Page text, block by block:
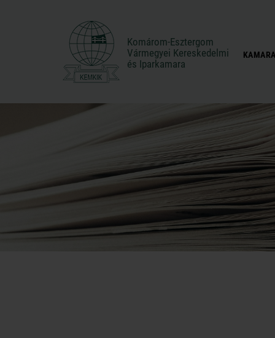
Komárom-Esztergom
Vármegyei Kereskedelmi
és Iparkamara
Komárom-Esztergom
Vármegyei Kereskedelmi
és Iparkamara